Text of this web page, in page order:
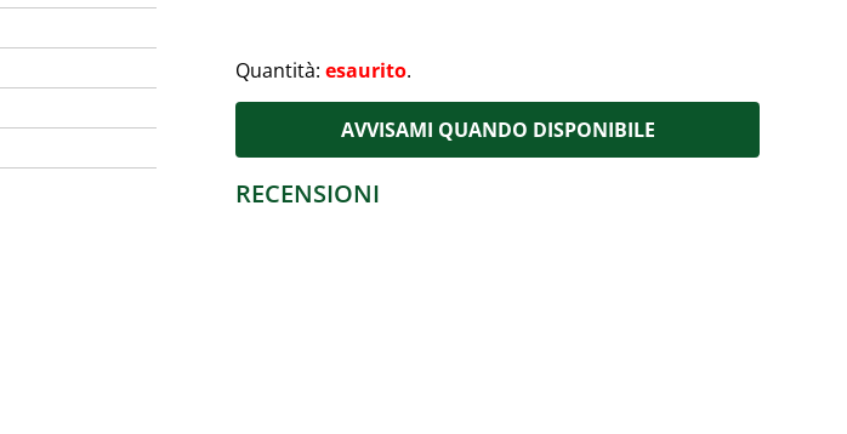
Quantità: esaurito.
AVVISAMI QUANDO DISPONIBILE
RECENSIONI